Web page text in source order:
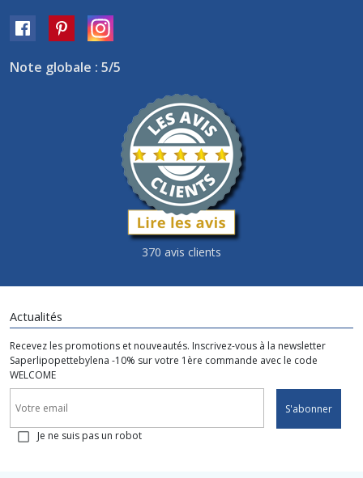
Note globale : 5/5
370 avis clients
Actualités
Recevez les promotions et nouveautés. Inscrivez-vous à la newsletter
Saperlipopettebylena -10% sur votre 1ère commande avec le code
WELCOME
S'abonner
Je ne suis pas un robot